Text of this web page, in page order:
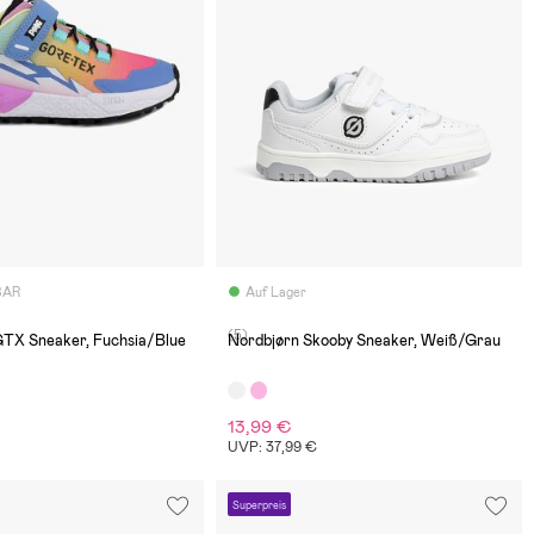
Sneaker, Fuchsia/Blue
Auf Lager
(5)
Nordbjørn Skooby Sneaker, Weiß/Grau
13,99 €
UVP: 37,99 €
Superpreis